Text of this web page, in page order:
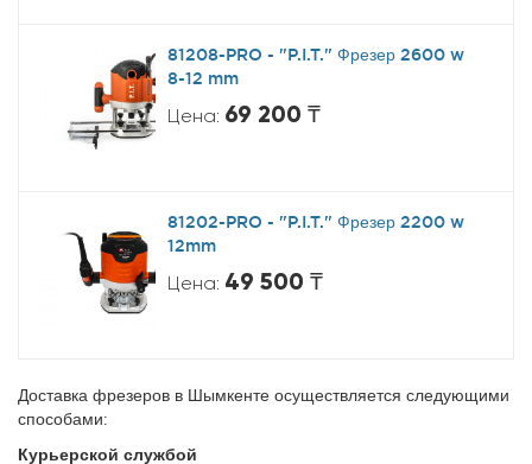
81208-PRO - "P.I.T." Фрезер 2600 w
8-12 mm
Цена: 69 200 ₸
81202-PRO - "P.I.T." Фрезер 2200 w
12mm
Цена: 49 500 ₸
Доставка фрезеров в Шымкенте осуществляется следующими
способами:
Курьерской службой